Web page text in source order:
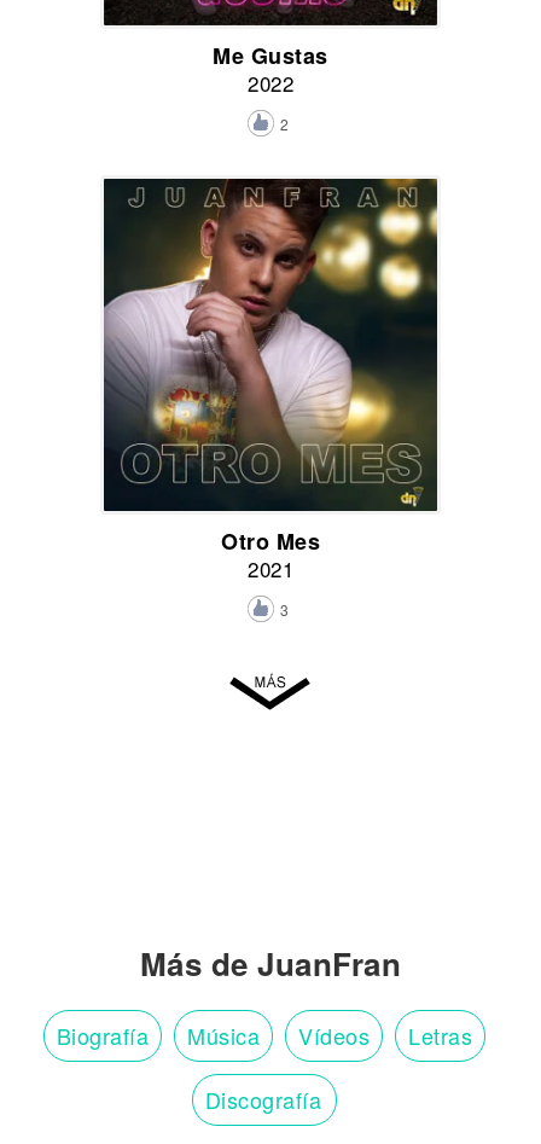
Me Gustas
2022
2
Otro Mes
2021
3
Más de JuanFran
Biografía Música Vídeos Letras
Discografía